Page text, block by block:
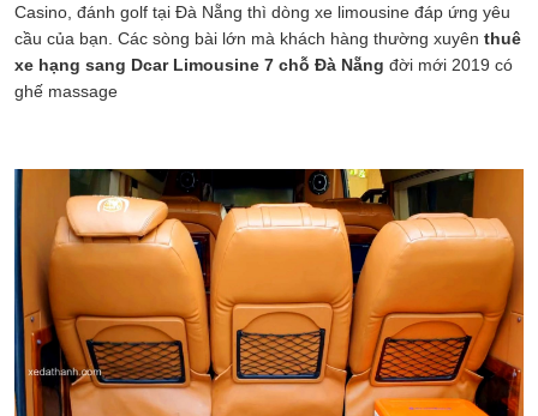
Casino, đánh golf tại Đà Nẵng thì dòng xe limousine đáp ứng yêu
cầu của bạn. Các sòng bài lớn mà khách hàng thường xuyên thuê
xe hạng sang Dcar Limousine 7 chỗ Đà Nẵng đời mới 2019 có
ghế massage